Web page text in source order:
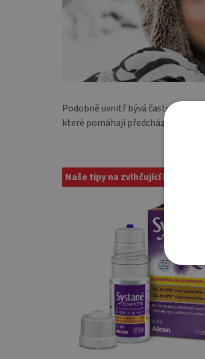
Podobně uvnitř bývá často vlivem
které pomáhají předcházet pocitu
Naše tipy na zvlhčující kapky